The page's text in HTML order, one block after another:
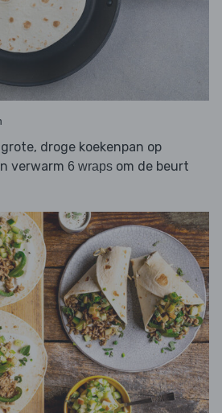
droge koekenpan op
verwarm 6 wraps om de beurt